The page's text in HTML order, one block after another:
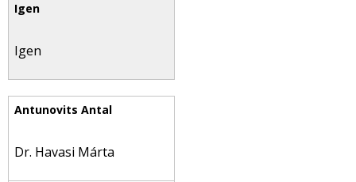
Igen
Dr. Havasi Márta